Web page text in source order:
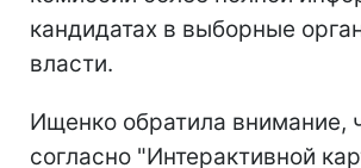
кандидатах в выборные
власти.
Ищенко обратила внимание,
согласно "Интерактивной